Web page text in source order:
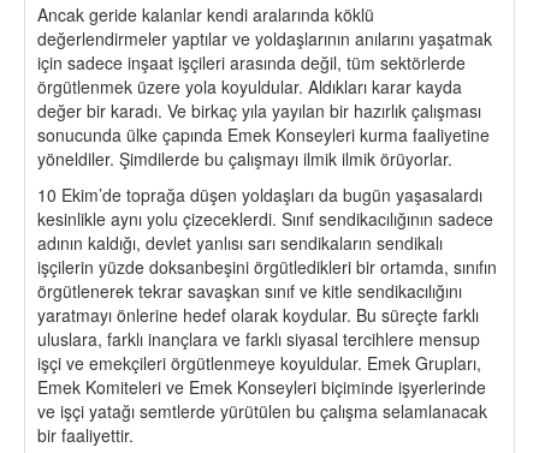
Ancak geride kalanlar kendi aralarında köklü
değerlendirmeler yaptılar ve yoldaşlarının anılarını yaşatmak
için sadece inşaat işçileri arasında değil, tüm sektörlerde
örgütlenmek üzere yola koyuldular. Aldıkları karar kayda
değer bir karadı. Ve birkaç yıla yayılan bir hazırlık çalışması
sonucunda ülke çapında Emek Konseyleri kurma faaliyetine
yöneldiler. Şimdilerde bu çalışmayı ilmik ilmik örüyorlar.
10 Ekim’de toprağa düşen yoldaşları da bugün yaşasalardı
kesinlikle aynı yolu çizeceklerdi. Sınıf sendikacılığının sadece
adının kaldığı, devlet yanlısı sarı sendikaların sendikalı
işçilerin yüzde doksanbeşini örgütledikleri bir ortamda, sınıfın
örgütlenerek tekrar savaşkan sınıf ve kitle sendikacılığını
yaratmayı önlerine hedef olarak koydular. Bu süreçte farklı
uluslara, farklı inançlara ve farklı siyasal tercihlere mensup
işçi ve emekçileri örgütlenmeye koyuldular. Emek Grupları,
Emek Komiteleri ve Emek Konseyleri biçiminde işyerlerinde
ve işçi yatağı semtlerde yürütülen bu çalışma selamlanacak
bir faaliyettir.